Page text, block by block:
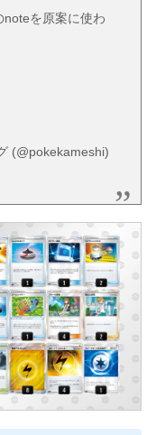
noteを原案に使わ
(@pokekameshi)